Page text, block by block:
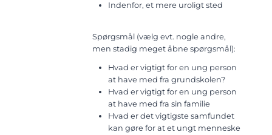
Indenfor, et mere uroligt sted
Spørgsmål (vælg evt. nogle andre,
men stadig meget åbne spørgsmål):
Hvad er vigtigt for en ung person
at have med fra grundskolen?
Hvad er vigtigt for en ung person
at have med fra sin familie
Hvad er det vigtigste samfundet
kan gøre for at et ungt menneske